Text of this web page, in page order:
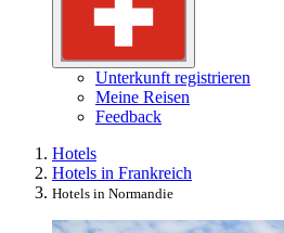
Unterkunft registrieren
Meine Reisen
Feedback
Hotels
Hotels in Frankreich
Hotels in Normandie